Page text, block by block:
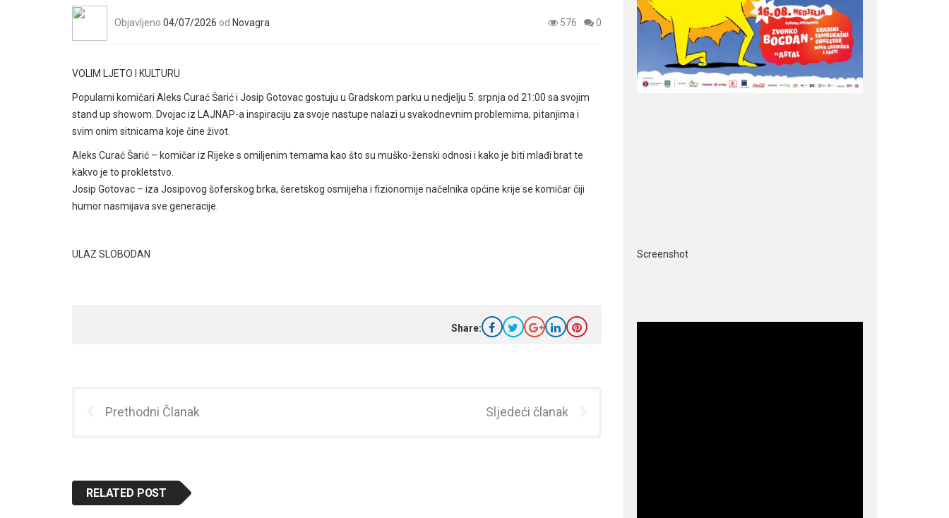
Objavljeno 04/07/2026 od Novagra 576 0
VOLIM LJETO I KULTURU
Popularni komičari Aleks Curać Šarić i Josip Gotovac gostuju u Gradskom parku u nedjelju 5. srpnja od 21:00 sa svojim
stand up showom. Dvojac iz LAJNAP-a inspiraciju za svoje nastupe nalazi u svakodnevnim problemima, pitanjima i
svim onim sitnicama koje čine život.
Aleks Curać Šarić – komičar iz Rijeke s omiljenim temama kao što su muško-ženski odnosi i kako je biti mlađi brat te
kakvo je to prokletstvo.
Josip Gotovac – iza Josipovog šoferskog brka, šeretskog osmijeha i fizionomije načelnika općine krije se komičar čiji
humor nasmijava sve generacije.
ULAZ SLOBODAN
Share:
Prethodni Članak Sljedeći članak
RELATED POST
Screenshot